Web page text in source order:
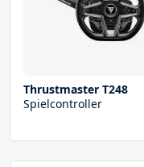
Thrustmaster T248
Spielcontroller